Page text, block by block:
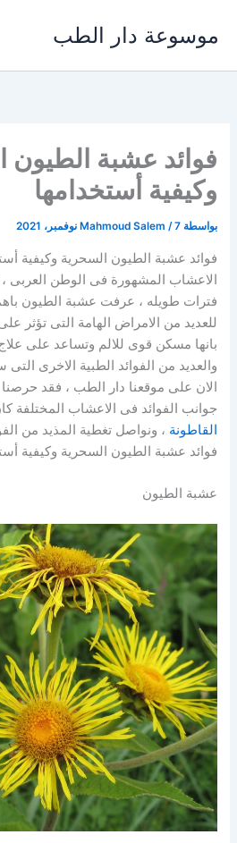
المحتوى
موسوعة دار الطب
فوائد عشبة الطيون
وكيفية أستخدامها
بواسطة Mahmoud Salem /7 نوفمبر، 2021
فوائد عشبة الطيون السحرية وكيفية
الاعشاب المشهورة فى الوطن
فترات طويله ، عرفت عشبة الطيون
للعديد من الامراض الهامة التى تؤثر
بانها مسكن قوى للالم وتساعد على
والعديد من الفوائد الطبية الاخرى
الان على موقعنا دار الطب ، فقد
جوانب الفوائد فى الاعشاب المختلفة
القاطونة ، ونواصل تغطية المذيد من
فوائد عشبة الطيون السحرية وكيفية
عشبة الطيون